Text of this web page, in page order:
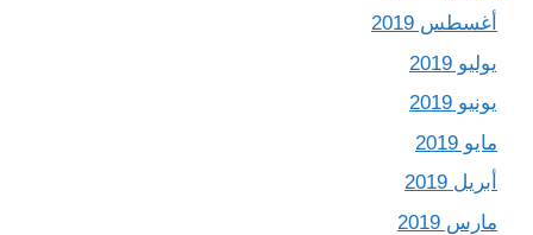
أغسطس 2019
يوليو 2019
يونيو 2019
مايو 2019
أبريل 2019
مارس 2019